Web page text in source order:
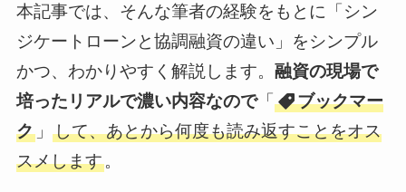
本記事では、そんな筆者の経験をもとに「シン
ジケートローンと協調融資の違い」をシンプル
かつ、わかりやすく解説します。 融資の現場で
培ったリアルで濃い内容なので「
ブックマー
ク」 して、あとから何度も読み返すことをオス
スメします。